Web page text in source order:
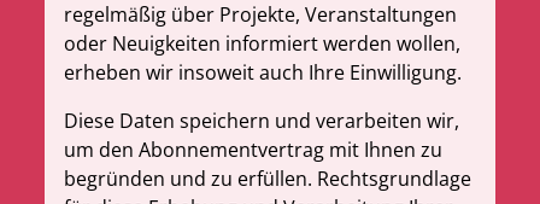
regelmäßig über Projekte, Veranstaltungen
oder Neuigkeiten informiert werden wollen,
erheben wir insoweit auch Ihre Einwilligung.
Diese Daten speichern und verarbeiten wir,
um den Abonnementvertrag mit Ihnen zu
begründen und zu erfüllen. Rechtsgrundlage